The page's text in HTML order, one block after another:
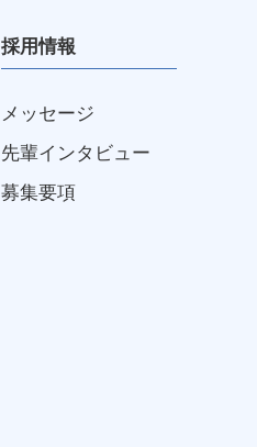
採用情報
メッセージ
先輩インタビュー
募集要項